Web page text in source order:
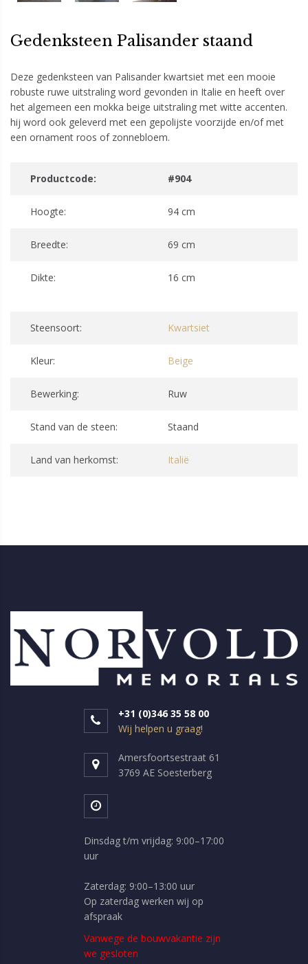
Gedenksteen Palisander staand
Deze gedenksteen van Palisander kwartsiet met een mooie
robuste ruwe uitstraling word gevonden in Italie en heeft over
het algemeen een mokka beige uitstraling met witte accenten.
hij word ook geleverd met een gepolijste voorzijde en/of met
een ornament roos of zonnebloem.
Productcode: #904
Hoogte: 94 cm
Breedte: 69 cm
Dikte: 16 cm
Steensoort: Kwartsiet
Kleur: Beige
Bewerking: Ruw
Stand van de steen: Staand
Land van herkomst: Italië
+31 (0)346 35 58 00
Wij helpen u graag!
Amersfoortsestraat 61
3769 AE Soesterberg
Dinsdag t/m vrijdag: 9:00–17:00
uur
Zaterdag: 9:00–13:00 uur
Op zaterdag werken wij op
afspraak
Vanwege de bouwvakantie zijn
we gesloten